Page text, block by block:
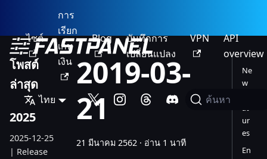
ไซต์
การ
เรียก
เก็บ
เงิน
Blog
บันทึกการ
เปลี่ยนแปลง
VPN
API
overview
ไทย ค้นหา
โพสต์
ล่าสุด
2025
2025-12-25
| Release
2019-03-
21
21 มีนาคม 2562 · อ่าน 1 นาที
Ne
w
at
ur
es
En